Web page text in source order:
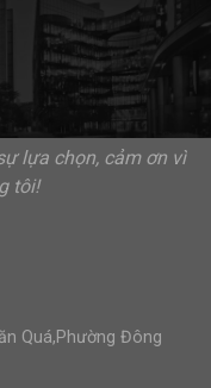
lựa chọn, cảm ơn vì
tôi!
Quá,Phường Đông